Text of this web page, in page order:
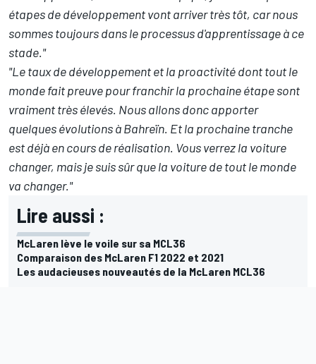
étapes de développement vont arriver très tôt, car nous
sommes toujours dans le processus d'apprentissage à ce
stade."
"Le taux de développement et la proactivité dont tout le
monde fait preuve pour franchir la prochaine étape sont
vraiment très élevés. Nous allons donc apporter
quelques évolutions à Bahreïn. Et la prochaine tranche
est déjà en cours de réalisation. Vous verrez la voiture
changer, mais je suis sûr que la voiture de tout le monde
va changer."
Lire aussi :
McLaren lève le voile sur sa MCL36
Comparaison des McLaren F1 2022 et 2021
Les audacieuses nouveautés de la McLaren MCL36